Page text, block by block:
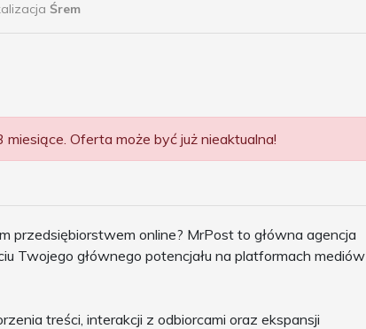
Śrem
miesiące. Oferta może być już nieaktualna!
przedsiębiorstwem online? MrPost to główna agencja
Twojego głównego potencjału na platformach mediów
treści, interakcji z odbiorcami oraz ekspansji